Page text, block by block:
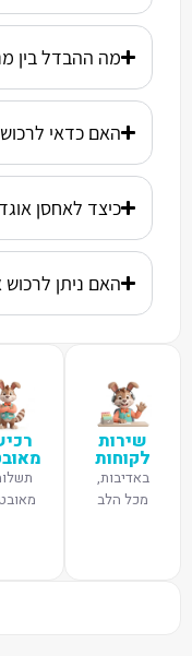
מה ההבדל בין מנגנון 2 טבעות
האם כדאי
כיצד לאחסן
האם ניתן
שירות
לקוחות
באדיבות,
מכל הלב